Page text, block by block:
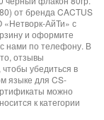
от бренда CACTUS
«Нетворк-АйТи» с
и оформите
нами по телефону. В
отзывы
убедиться в
языке для CS-
можно
к категории